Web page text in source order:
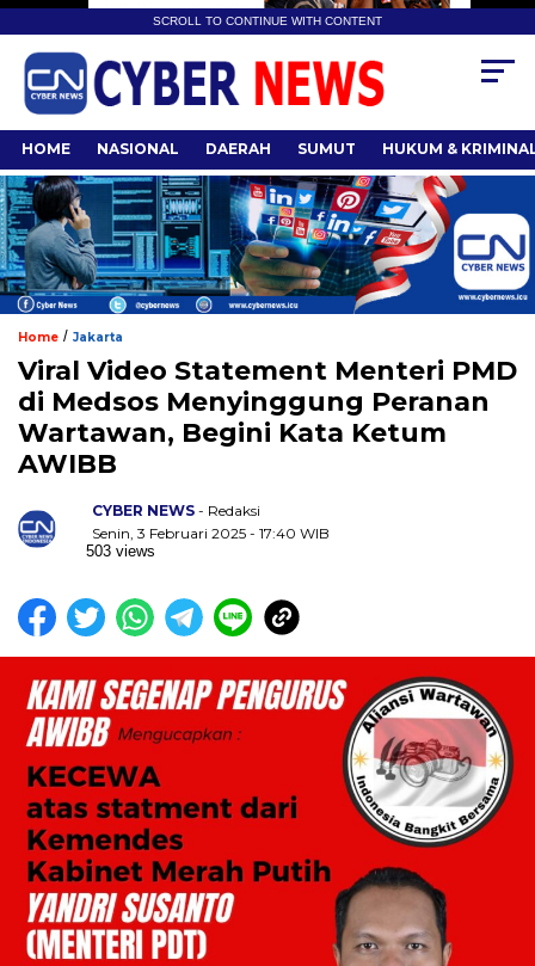
SCROLL TO CONTINUE WITH CONTENT
HOME NASIONAL DAERAH SUMUT HUKUM &
Home / Jakarta
Viral Video Statement Menteri PMD
di Medsos Menyinggung Peranan
Wartawan, Begini Kata Ketum
AWIBB
CYBER NEWS - Redaksi
Senin, 3 Februari 2025 - 17:40 WIB
503 views